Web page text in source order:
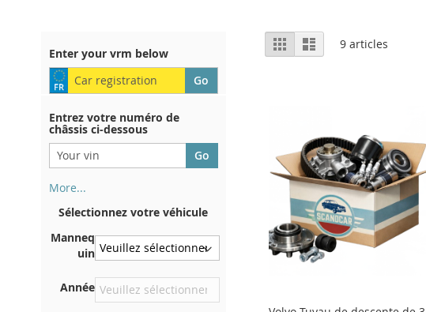
Afficher
en
GrilleListe 9 articles
Enter your vrm below
Entrez votre numéro de
châssis ci-dessous
More...
au dos de votre certificat
d'immatriculation. Et aussi
dans la voiture
Sur la plaque inférieure du
siège avant droit
Sélectionnez votre véhicule
Manneq
uin
Année